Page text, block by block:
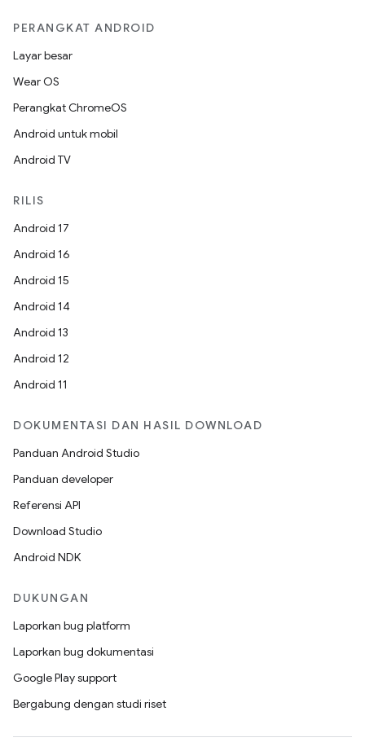
PERANGKAT ANDROID
Layar besar
Wear OS
Perangkat ChromeOS
Android untuk mobil
Android TV
RILIS
Android 17
Android 16
Android 15
Android 14
Android 13
Android 12
Android 11
DOKUMENTASI DAN HASIL DOWNLOAD
Panduan Android Studio
Panduan developer
Referensi API
Download Studio
Android NDK
DUKUNGAN
Laporkan bug platform
Laporkan bug dokumentasi
Google Play support
Bergabung dengan studi riset